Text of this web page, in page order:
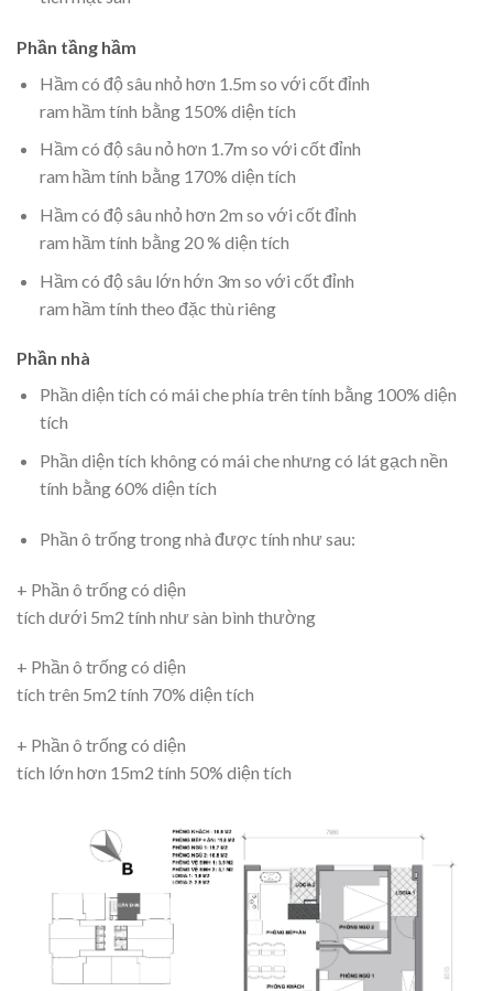
Phần tầng hầm
Hầm có độ sâu nhỏ hơn 1.5m so với cốt đỉnh
ram hầm tính bằng 150% diện tích
Hầm có độ sâu nỏ hơn 1.7m so với cốt đỉnh
ram hầm tính bằng 170% diện tích
Hầm có độ sâu nhỏ hơn 2m so với cốt đỉnh
ram hầm tính bằng 20 % diện tích
Hầm có độ sâu lớn hớn 3m so với cốt đỉnh
ram hầm tính theo đặc thù riêng
Phần nhà
Phần diện tích có mái che phía trên tính bằng 100% diện
tích
Phần diện tích không có mái che nhưng có lát gạch nền
tính bằng 60% diện tích
Phần ô trống trong nhà được tính như sau:
+ Phần ô trống có diện
tích dưới 5m2 tính như sàn bình thường
+ Phần ô trống có diện
tích trên 5m2 tính 70% diện tích
+ Phần ô trống có diện
tích lớn hơn 15m2 tính 50% diện tích